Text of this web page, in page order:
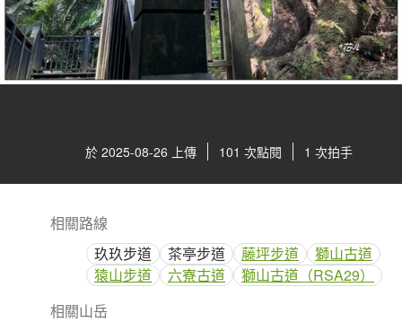
於 2025-08-26 上傳 101 次點閱 1 次拍手
相關路線
玖玖步道
茶亭步道 藤坪步道
獅山古道
猿山步道
六寮古道
獅山古道（RSA29）
相關山岳